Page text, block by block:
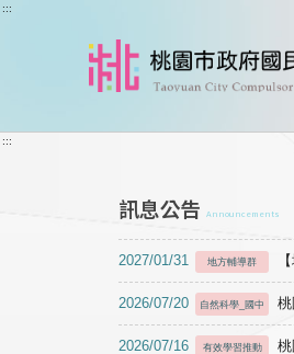
跳到主要內容
:::
:::
訊息公告 Announcements
2027/01/31 地方輔導群
2026/07/20 自然科學_國中
2026/07/16 有效學習推動